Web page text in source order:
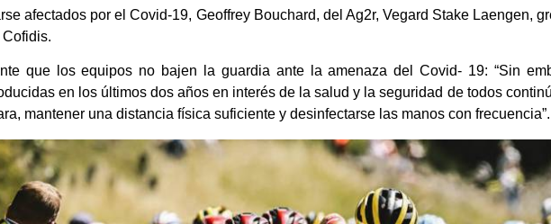
afectados por el Covid-19, Geoffrey Bouchard, del Ag2r, Vegard Stake Laengen,
que los equipos no bajen la guardia ante la amenaza del Covid- 19: “Sin
en los últimos dos años en interés de la salud y la seguridad de todos
mantener una distancia física suficiente y desinfectarse las manos con frecuencia”.